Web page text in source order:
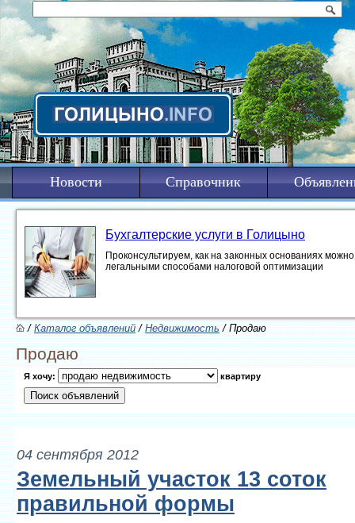
Новости Справочник
Бухгалтерские услуги в Голицыно
Проконсультируем, как на законных основаниях
легальными способами налоговой оптимизации
/Каталог объявлений/Недвижимость/ Продаю
Продаю
Я хочу: квартиру
04 сентября 2012
Земельный участок 13 соток
правильной формы